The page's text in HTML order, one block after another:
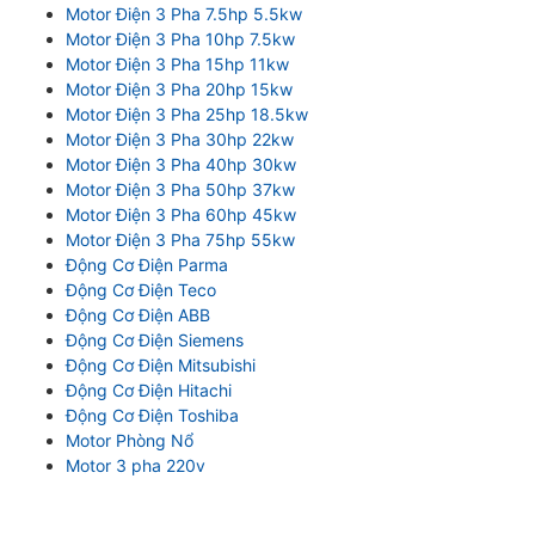
Motor Điện 3 Pha 7.5hp 5.5kw
Motor Điện 3 Pha 10hp 7.5kw
Motor Điện 3 Pha 15hp 11kw
Motor Điện 3 Pha 20hp 15kw
Motor Điện 3 Pha 25hp 18.5kw
Motor Điện 3 Pha 30hp 22kw
Motor Điện 3 Pha 40hp 30kw
Motor Điện 3 Pha 50hp 37kw
Motor Điện 3 Pha 60hp 45kw
Motor Điện 3 Pha 75hp 55kw
Động Cơ Điện Parma
Động Cơ Điện Teco
Động Cơ Điện ABB
Động Cơ Điện Siemens
Động Cơ Điện Mitsubishi
Động Cơ Điện Hitachi
Động Cơ Điện Toshiba
Motor Phòng Nổ
Motor 3 pha 220v